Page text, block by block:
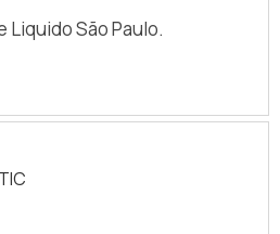
equipamentos
técnica. A
de mercado e
muito bem
Liquido São Paulo.